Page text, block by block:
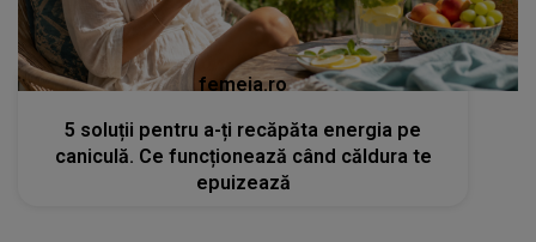
femeia.ro
5 soluții pentru a-ți recăpăta energia pe
caniculă. Ce funcționează când căldura te
epuizează